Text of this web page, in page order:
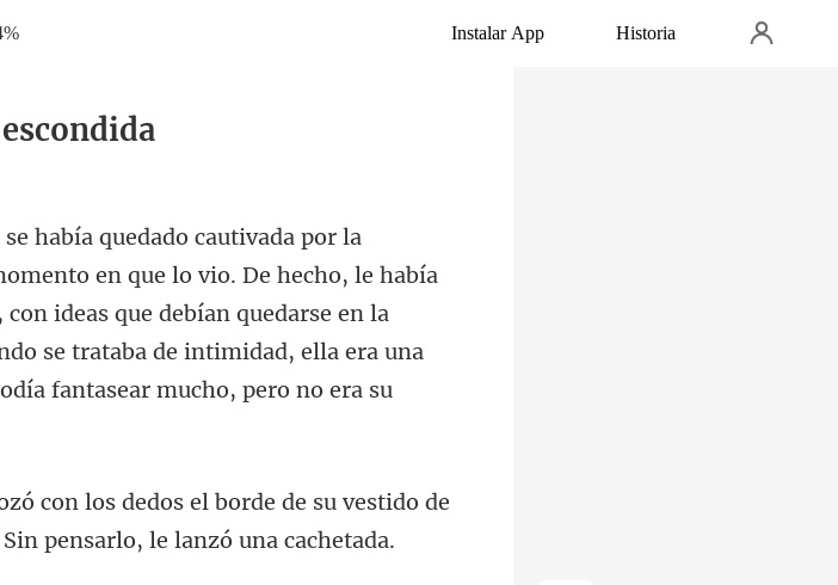
Instalar App Historia
, le había
ideas que debían quedarse en la
se trataba
os el borde de su vestido de